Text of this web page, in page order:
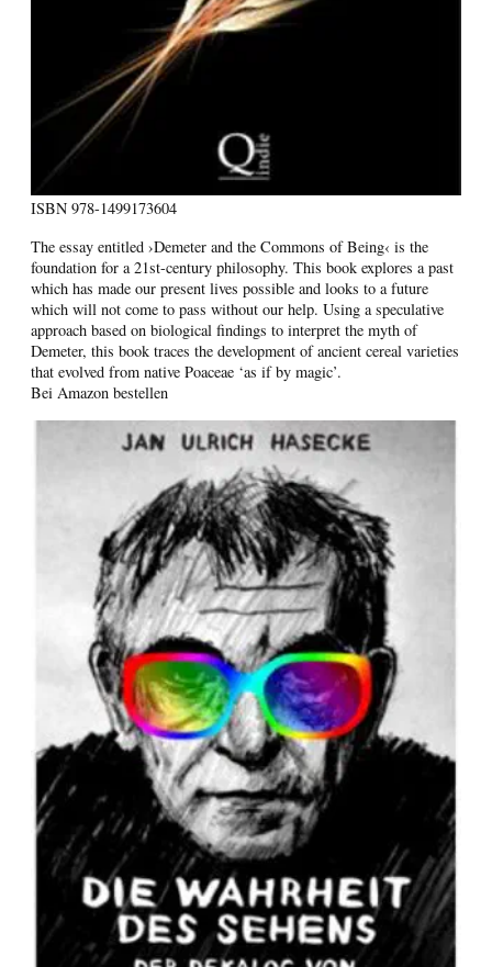
ISBN 978-1499173604
The essay entitled ›Demeter and the Commons of Being‹ is the
foundation for a 21st-century philosophy. This book explores a past
which has made our present lives possible and looks to a future
which will not come to pass without our help. Using a speculative
approach based on biological findings to interpret the myth of
Demeter, this book traces the development of ancient cereal varieties
that evolved from native Poaceae ‘as if by magic’.
Bei Amazon bestellen